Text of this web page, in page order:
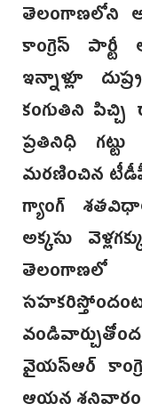
తెలంగాణలోని
కాంగ్రెస్‌ పార్టీ
ఇన్నాళ్లూ
కంగుతిని
ప్రతినిధి
మరణించిన టీడీపీ
గ్యాంగ్
అక్కసు
తెలంగాణలో
వైయస్ఆర్‌
ఆయన